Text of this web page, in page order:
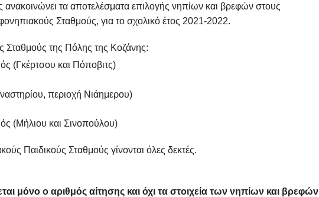
τα αποτελέσματα επιλογής νηπίων και βρεφών στους
Σταθμούς, για το σχολικό έτος 2021-2022.
Σταθμούς της Πόλης της Κοζάνης:
(Γκέρτσου και Πόποβιτς)
περιοχή Νιάημερου)
(Μήλιου και Σινοπούλου)
Παιδικούς Σταθμούς γίνονται όλες δεκτές.
μόνο ο αριθμός αίτησης και όχι τα στοιχεία των νηπίων και βρεφών